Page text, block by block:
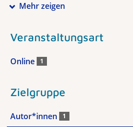
Mehr zeigen
Veranstaltungsart
Online 1
Zielgruppe
Autor*innen 1